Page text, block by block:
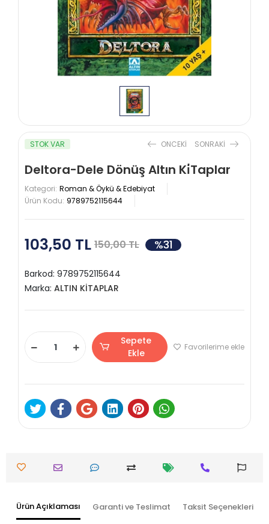
STOK VAR ONCEKI SONRAKI
Deltora-Dele Dönüş Altın Ki̇Taplar
Kategori: Roman & Öykü & Edebiyat
Ürün Kodu: 9789752115644
103,50 TL 150,00 TL %31
Barkod: 9789752115644
Marka: ALTIN KİTAPLAR
Sepete
Ekle
Favorilerime ekle
Ürün Açıklaması Garanti ve Teslimat Taksit Seçenekleri